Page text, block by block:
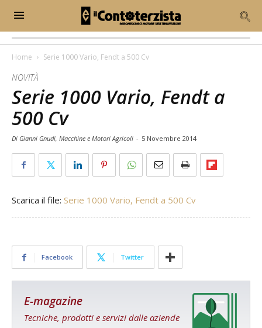
Home Serie 1000 Vario, Fendt a 500 Cv
NOVITÀ
Serie 1000 Vario, Fendt a
500 Cv
Di Gianni Gnudi, Macchine e Motori Agricoli - 5 Novembre 2014
Scarica il file: Serie 1000 Vario, Fendt a 500 Cv
Facebook Twitter
E-magazine
Tecniche, prodotti e servizi dalle aziende